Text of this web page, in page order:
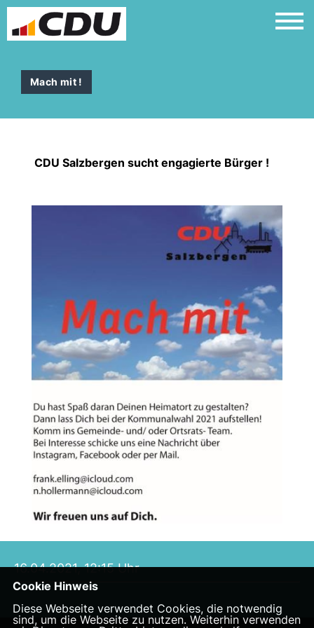
Mach mit !
CDU Salzbergen sucht engagierte Bürger !
16.04.2021, 12:15 Uhr
Cookie Hinweis
Diese Webseite verwendet Cookies, die notwendig
sind, um die Webseite zu nutzen. Weiterhin verwenden